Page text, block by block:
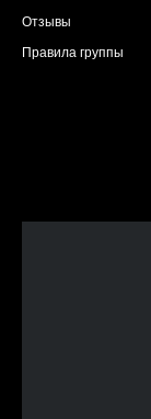
Отзывы
Правила группы